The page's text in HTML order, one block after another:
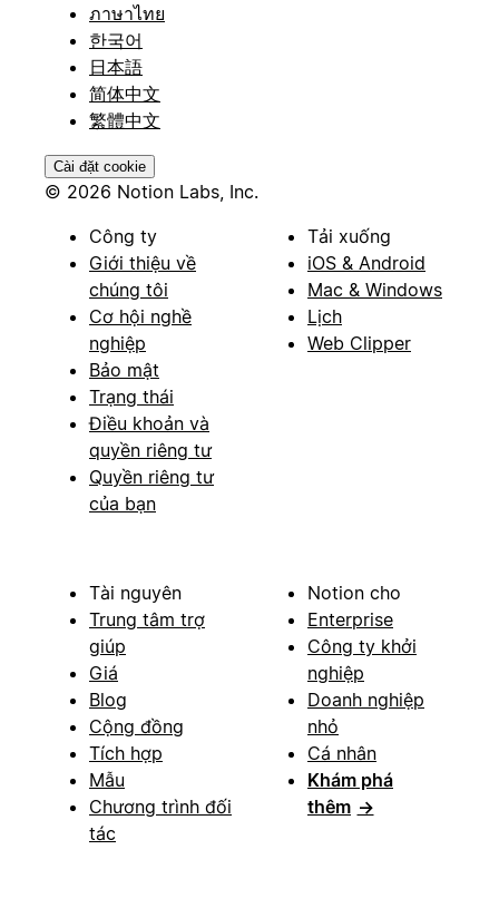
ภาษาไทย
한국어
日本語
简体中文
繁體中文
Cài đặt cookie
© 2026 Notion Labs, Inc.
Công ty
Giới thiệu về
chúng tôi
Cơ hội nghề
nghiệp
Bảo mật
Trạng thái
Điều khoản và
quyền riêng tư
Quyền riêng tư
của bạn
Tải xuống
iOS & Android
Mac & Windows
Lịch
Web Clipper
Tài nguyên
Trung tâm trợ
giúp
Giá
Blog
Cộng đồng
Tích hợp
Mẫu
Chương trình đối
tác
Notion cho
Enterprise
Công ty khởi
nghiệp
Doanh nghiệp
nhỏ
Cá nhân
Khám phá
thêm →